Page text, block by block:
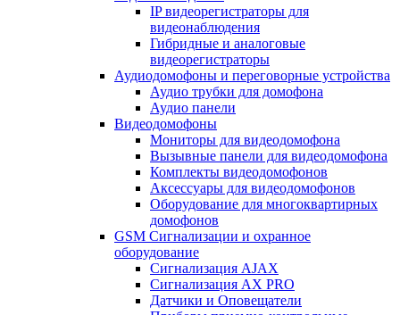
IP видеорегистраторы для
видеонаблюдения
Гибридные и аналоговые
видеорегистраторы
Аудиодомофоны и переговорные устройства
Аудио трубки для домофона
Аудио панели
Видеодомофоны
Мониторы для видеодомофона
Вызывные панели для видеодомофона
Комплекты видеодомофонов
Аксессуары для видеодомофонов
Оборудование для многоквартирных
домофонов
GSM Сигнализации и охранное
оборудование
Сигнализация AJAX
Сигнализация AX PRO
Датчики и Оповещатели